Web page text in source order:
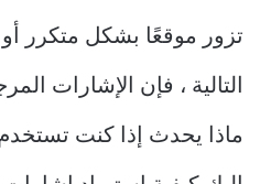
تزور موقعًا بشكل متكرر
التالية ، فإن الإشارات
ماذا يحدث إذا كنت